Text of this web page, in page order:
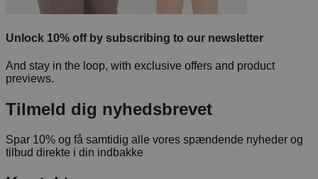
Unlock 10% off by subscribing to our newsletter
And stay in the loop, with exclusive offers and product
previews.
Tilmeld dig nyhedsbrevet
Spar 10% og få samtidig alle vores spændende nyheder og
tilbud direkte i din indbakke